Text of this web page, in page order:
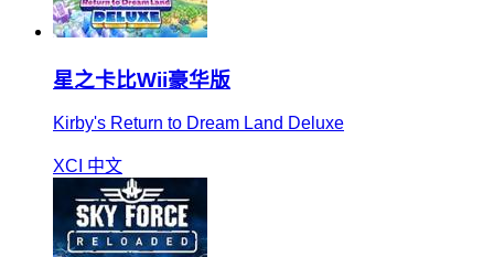
星之卡比Wii豪华版
Kirby's Return to Dream Land Deluxe
XCI 中文